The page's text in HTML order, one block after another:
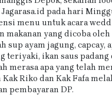
pada hari
menu untuk acara
makanan yang dicoba oleh
sup ayam jagung, capcay,
teriyaki, ikan saus padang
merasa apa yang telah
Riko dan Kak Fafa
pembayaran DP.